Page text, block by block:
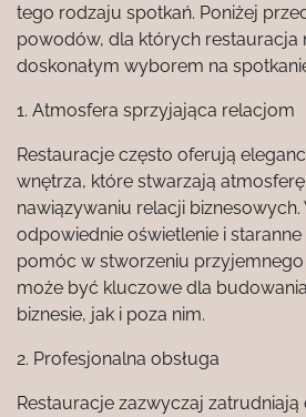
tego rodzaju spotkań. Poniżej
powodów, dla których restauracja
doskonałym wyborem na
1. Atmosfera sprzyjająca relacjom
Restauracje często oferują
wnętrza, które stwarzają
nawiązywaniu relacji
odpowiednie oświetlenie i
pomóc w stworzeniu
może być kluczowe dla
biznesie, jak i poza nim.
2. Profesjonalna obsługa
Restauracje zazwyczaj